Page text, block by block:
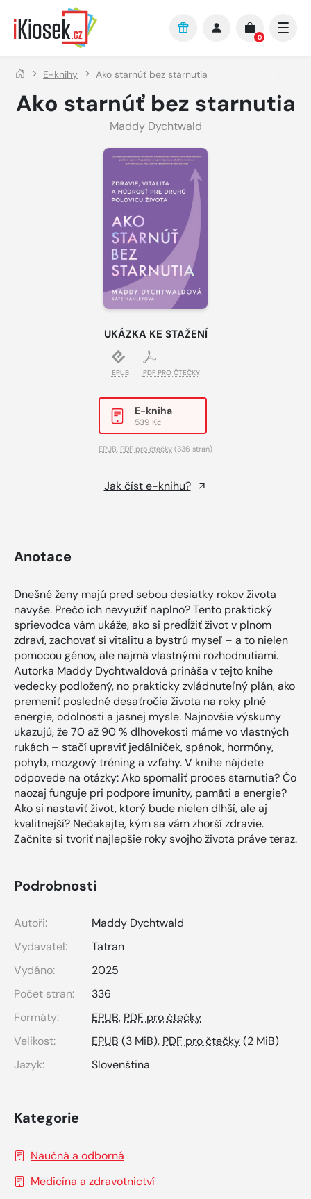
Přejít na hlavní obsah
0
E-knihy Ako starnúť bez starnutia
Ako starnúť bez starnutia
Maddy Dychtwald
UKÁZKA KE STAŽENÍ
EPUB PDF PRO ČTEČKY
E-kniha
539 Kč
EPUB, PDF pro čtečky (336 stran)
Jak číst e-knihu?
Anotace
Dnešné ženy majú pred sebou desiatky rokov života
navyše. Prečo ich nevyužiť naplno? Tento praktický
sprievodca vám ukáže, ako si predĺžiť život v plnom
zdraví, zachovať si vitalitu a bystrú myseľ – a to nielen
pomocou génov, ale najmä vlastnými rozhodnutiami.
Autorka Maddy Dychtwaldová prináša v tejto knihe
vedecky podložený, no prakticky zvládnuteľný plán, ako
premeniť posledné desaťročia života na roky plné
energie, odolnosti a jasnej mysle. Najnovšie výskumy
ukazujú, že 70 až 90 % dlhovekosti máme vo vlastných
rukách – stačí upraviť jedálniček, spánok, hormóny,
pohyb, mozgový tréning a vzťahy. V knihe nájdete
odpovede na otázky: Ako spomaliť proces starnutia? Čo
naozaj funguje pri podpore imunity, pamäti a energie?
Ako si nastaviť život, ktorý bude nielen dlhší, ale aj
kvalitnejší? Nečakajte, kým sa vám zhorší zdravie.
Začnite si tvoriť najlepšie roky svojho života práve teraz.
Podrobnosti
Autoři:
Maddy Dychtwald
Vydavatel:
Tatran
Vydáno:
2025
Počet stran:
336
Formáty:
EPUB,PDF pro čtečky
Velikost:
EPUB (3 MiB),PDF pro čtečky(2 MiB)
Jazyk:
Slovenština
Kategorie
Naučná a odborná
Medicína a zdravotnictví